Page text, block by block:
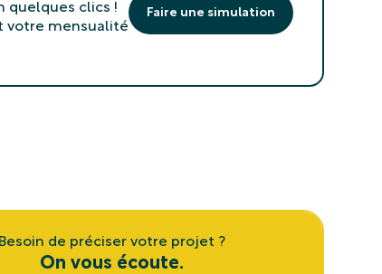
quelques clics !
votre mensualité
Faire une simulation
Besoin de préciser votre projet ?
On vous écoute.